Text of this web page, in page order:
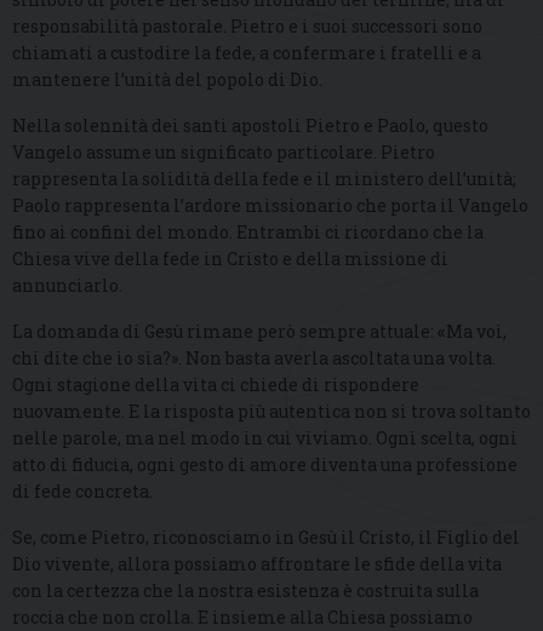
responsabilità pastorale. Pietro e i suoi successori sono
chiamati a custodire la fede, a confermare i fratelli e a
mantenere l’unità del popolo di Dio.
Nella solennità dei santi apostoli Pietro e Paolo, questo
Vangelo assume un significato particolare. Pietro
rappresenta la solidità della fede e il ministero dell’unità;
Paolo rappresenta l’ardore missionario che porta il Vangelo
fino ai confini del mondo. Entrambi ci ricordano che la
Chiesa vive della fede in Cristo e della missione di
annunciarlo.
La domanda di Gesù rimane però sempre attuale: «Ma voi,
chi dite che io sia?». Non basta averla ascoltata una volta.
Ogni stagione della vita ci chiede di rispondere
nuovamente. E la risposta più autentica non si trova soltanto
nelle parole, ma nel modo in cui viviamo. Ogni scelta, ogni
atto di fiducia, ogni gesto di amore diventa una professione
di fede concreta.
Se, come Pietro, riconosciamo in Gesù il Cristo, il Figlio del
Dio vivente, allora possiamo affrontare le sfide della vita
con la certezza che la nostra esistenza è costruita sulla
roccia che non crolla. E insieme alla Chiesa possiamo